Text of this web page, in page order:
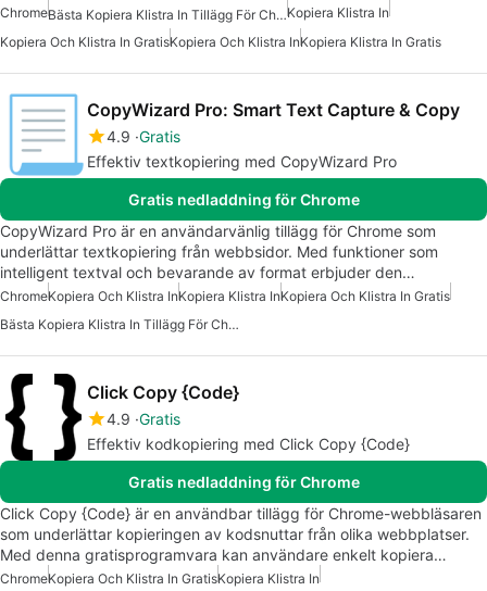
Chrome Bästa Kopiera Klistra In Tillägg För ChromeKopiera Klistra In
Kopiera Och Klistra In GratisKopiera Och Klistra InKopiera Klistra In Gratis
CopyWizard Pro: Smart Text Capture & Copy
4.9 Gratis
Effektiv textkopiering med CopyWizard Pro
Gratis nedladdning för Chrome
CopyWizard Pro är en användarvänlig tillägg för Chrome som
underlättar textkopiering från webbsidor. Med funktioner som
intelligent textval och bevarande av format erbjuder den…
ChromeKopiera Och Klistra InKopiera Klistra InKopiera Och Klistra In Gratis
Bästa Kopiera Klistra In Tillägg För Chrome
Click Copy {Code}
4.9 Gratis
Effektiv kodkopiering med Click Copy {Code}
Gratis nedladdning för Chrome
Click Copy {Code} är en användbar tillägg för Chrome-webbläsaren
som underlättar kopieringen av kodsnuttar från olika webbplatser.
Med denna gratisprogramvara kan användare enkelt kopiera…
ChromeKopiera Och Klistra In GratisKopiera Klistra In